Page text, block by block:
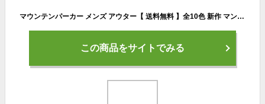
マウンテンパーカー メンズ アウター【 送料無料 】全10色 新作 マンパーKANGOL別注 カンゴール ブラック カーキナイロン マウンテンパーカー ブルゾンM L XLキャンプ DIY アウトドア ストリート8（eight） エイト 8
この商品をサイトでみる